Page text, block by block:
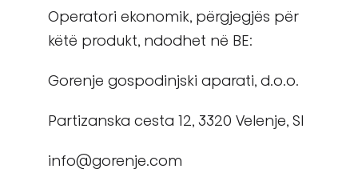
Operatori ekonomik, përgjegjës për
këtë produkt, ndodhet në BE:
Gorenje gospodinjski aparati, d.o.o.
Partizanska cesta 12, 3320 Velenje, SI
info@gorenje.com